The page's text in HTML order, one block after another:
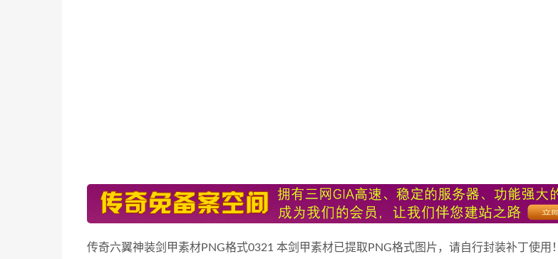
传奇六翼神装剑甲素材PNG格式0321 本剑甲素材已提取PNG格式图片，请自行封装补丁使用！